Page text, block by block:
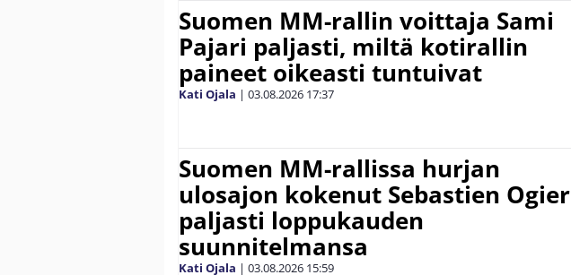
Suomen MM-rallin voittaja Sami
Pajari paljasti, miltä kotirallin
paineet oikeasti tuntuivat
Kati Ojala | 03.08.2026 17:37
Suomen MM-rallissa hurjan
ulosajon kokenut Sebastien Ogier
paljasti loppukauden
suunnitelmansa
Kati Ojala | 03.08.2026 15:59